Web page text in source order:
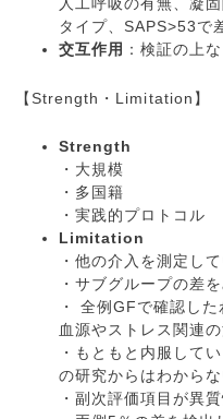
人工呼吸の有無、凝
タイプ、SAPS>53で
交互作用 ：検証の上な
【Strength・Limitation】
Strength
・大規模
・多国籍
・実践的プロトコル
Limitation
・他の介入を測定し
・サブグループの差
・ 全例GFで確認し
血源やストレス関連
・もともと内服して
の研究からはわからな
・副次評価項目が異